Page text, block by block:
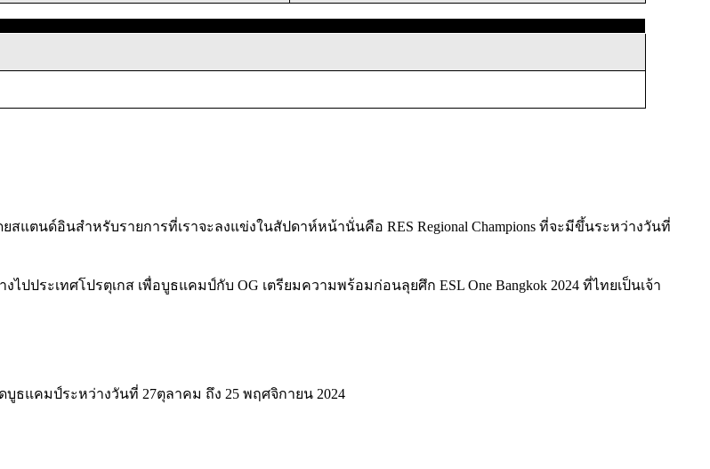
สแตนด์อินสำหรับรายการที่เราจะลงแข่งในสัปดาห์หน้านั่นคือ RES Regional Champions ที่จะมีขึ้นระหว่างวันที่
ไปประเทศโปรตุเกส เพื่อบูธแคมป์กับ OG เตรียมความพร้อมก่อนลุยศึก ESL One Bangkok 2024 ที่ไทยเป็นเจ้า
บูธแคมป์ระหว่างวันที่ 27ตุลาคม ถึง 25 พฤศจิกายน 2024